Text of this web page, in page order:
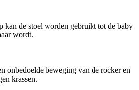
kan de stoel worden gebruikt tot de baby
wordt.
onbedoelde beweging van de rocker en
krassen.